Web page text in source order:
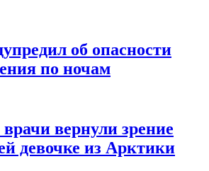
об опасности
по ночам
вернули зрение
девочке из Арктики